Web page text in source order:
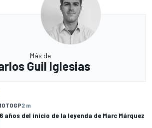
Más de
Guil Iglesias
2 m
años del inicio de la leyenda de Marc Márquez